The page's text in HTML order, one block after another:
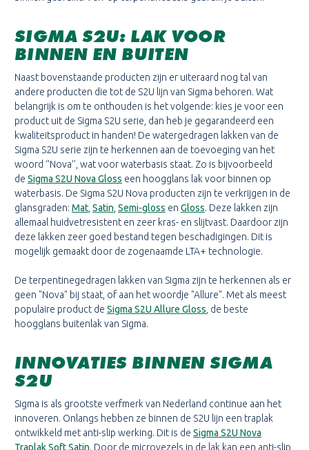
SIGMA S2U: LAK VOOR
BINNEN EN BUITEN
Naast bovenstaande producten zijn er uiteraard nog tal van
andere producten die tot de S2U lijn van Sigma behoren. Wat
belangrijk is om te onthouden is het volgende: kies je voor een
product uit de Sigma S2U serie, dan heb je gegarandeerd een
kwaliteitsproduct in handen! De watergedragen lakken van de
Sigma S2U serie zijn te herkennen aan de toevoeging van het
woord ‘’Nova’’, wat voor waterbasis staat. Zo is bijvoorbeeld
de Sigma S2U Nova Gloss een hoogglans lak voor binnen op
waterbasis. De Sigma S2U Nova producten zijn te verkrijgen in de
glansgraden: Mat Satin Semi-gloss en Gloss. Deze lakken zijn
allemaal huidvetresistent en zeer kras- en slijtvast. Daardoor zijn
deze lakken zeer goed bestand tegen beschadigingen. Dit is
mogelijk gemaakt door de zogenaamde LTA+ technologie.
De terpentinegedragen lakken van Sigma zijn te herkennen als er
geen "Nova" bij staat, of aan het woordje "Allure". Met als meest
populaire product de Sigma S2U Allure Gloss , de beste
hoogglans buitenlak van Sigma.
INNOVATIES BINNEN SIGMA
S2U
Sigma is als grootste verfmerk van Nederland continue aan het
innoveren. Onlangs hebben ze binnen de S2U lijn een traplak
ontwikkeld met anti-slip werking. Dit is de Sigma S2U Nova
Traplak Soft Satin. Door de microvezels in de lak kan een anti-slip